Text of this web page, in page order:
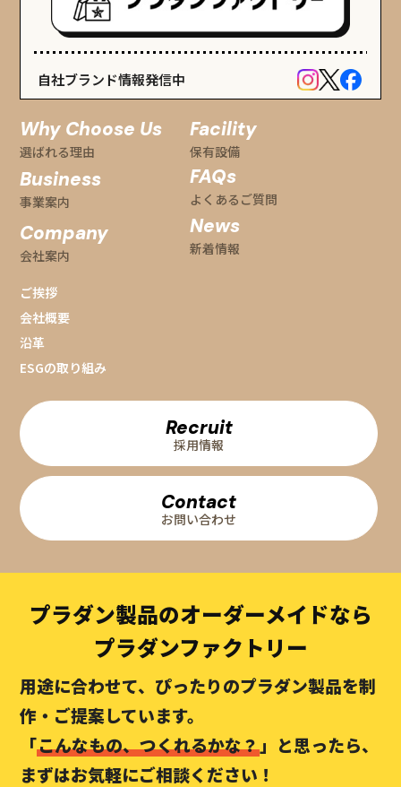
自社ブランド情報発信中
Why Choose Us
選ばれる理由
Business
事業案内
Company
会社案内
ご挨拶
会社概要
沿革
ESGの取り組み
Facility
保有設備
FAQs
よくあるご質問
News
新着情報
Recruit
採用情報
Contact
お問い合わせ
プラダン製品のオーダーメイドなら
プラダンファクトリー
用途に合わせて、ぴったりのプラダン製品を制
作・ご提案しています。
「こんなもの、つくれるかな？」と思ったら、
まずはお気軽にご相談ください！